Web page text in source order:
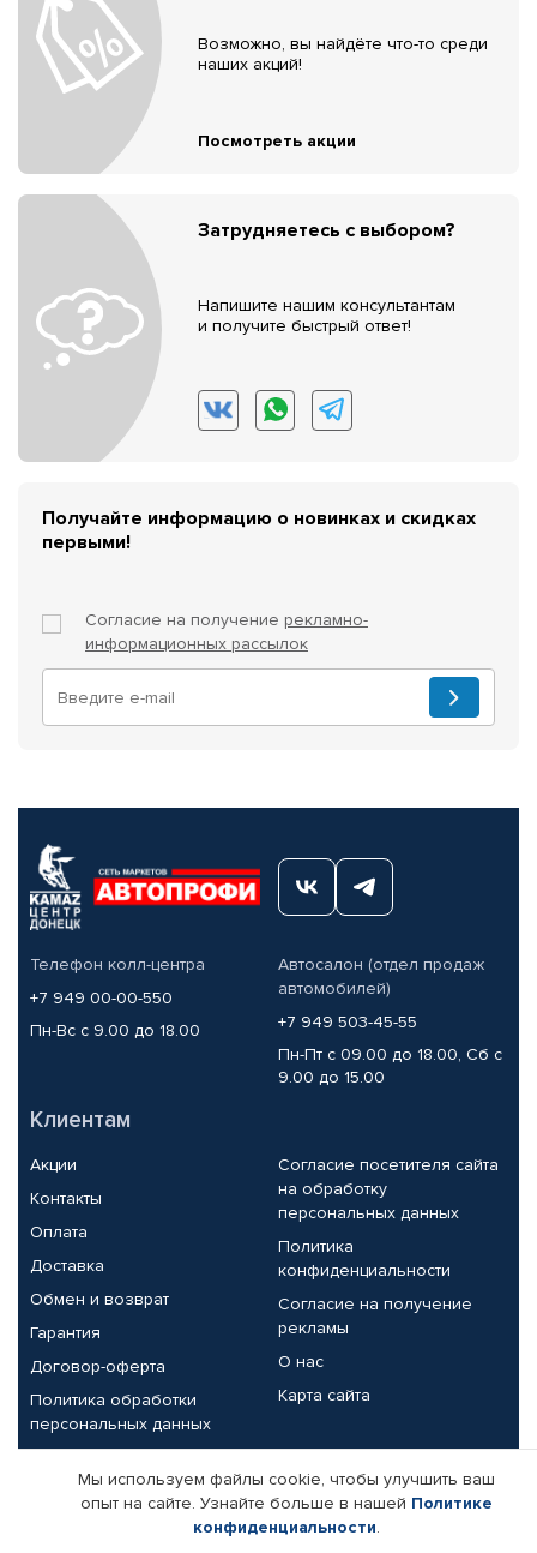
Возможно, вы найдёте что-то среди
наших акций!
Посмотреть акции
Затрудняетесь с выбором?
Напишите нашим консультантам
и получите быстрый ответ!
Получайте информацию о новинках и скидках
первыми!
Согласие на получение рекламно-
информационных рассылок
Телефон колл-центра
+7 949 00-00-550
Пн-Вс с 9.00 до 18.00
Автосалон (отдел продаж
автомобилей)
+7 949 503-45-55
Пн-Пт с 09.00 до 18.00, Сб с
9.00 до 15.00
Клиентам
Акции
Контакты
Оплата
Доставка
Обмен и возврат
Гарантия
Договор-оферта
Политика обработки
персональных данных
Согласие посетителя сайта
на обработку
персональных данных
Политика
конфиденциальности
Согласие на получение
рекламы
О нас
Карта сайта
Партнерам
Корпоративным клиентам
Реквизиты компании
Мы используем файлы cookie, чтобы улучшить ваш
опыт на сайте. Узнайте больше в нашей Политике
конфиденциальности.